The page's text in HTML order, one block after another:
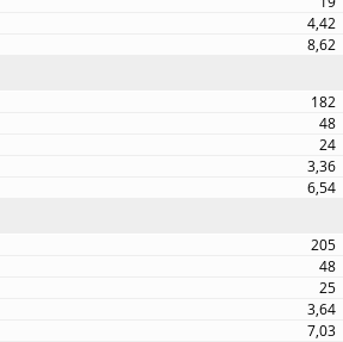
4,42
8,62
182
48
24
3,36
6,54
205
48
25
3,64
7,03